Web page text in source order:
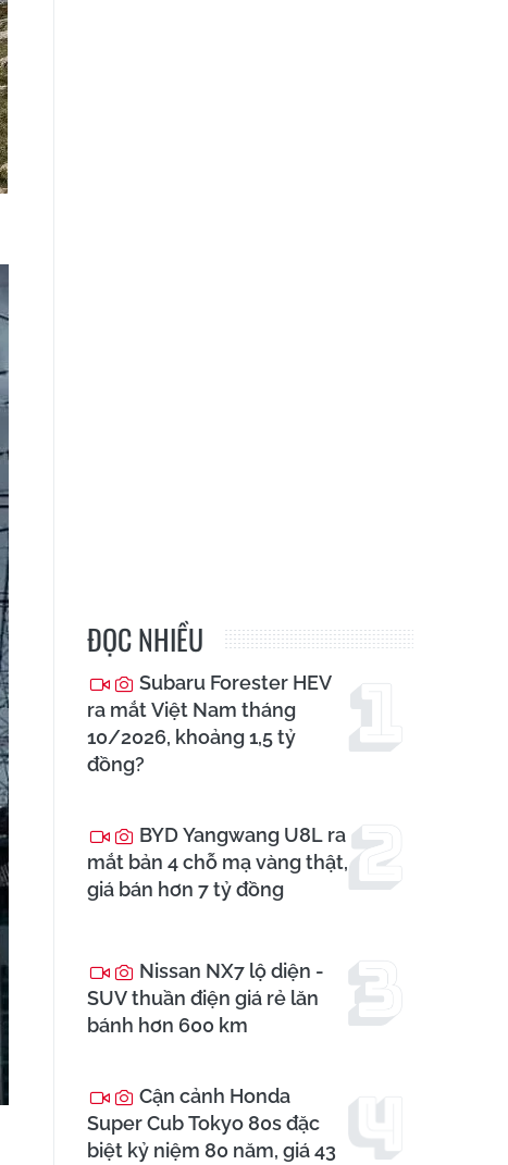
ĐỌC NHIỀU
Subaru Forester HEV
ra mắt Việt Nam tháng
10/2026, khoảng 1,5 tỷ
đồng?
BYD Yangwang U8L ra
mắt bản 4 chỗ mạ vàng thật,
giá bán hơn 7 tỷ đồng
Nissan NX7 lộ diện -
SUV thuần điện giá rẻ lăn
bánh hơn 600 km
Cận cảnh Honda
Super Cub Tokyo 80s đặc
biệt kỷ niệm 80 năm, giá 43